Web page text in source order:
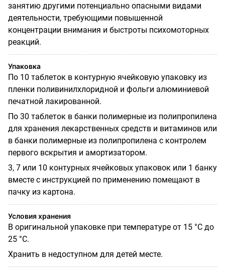
занятию другими потенциально опасными видами
деятельности, требующими повышенной
концентрации внимания и быстроты психомоторных
реакций.
Упаковка
По 10 таблеток в контурную ячейковую упаковку из
пленки поливинилхлоридной и фольги алюминиевой
печатной лакированной.
По 30 таблеток в банки полимерные из полипропилена
для хранения лекарственных средств и витаминов или
в банки полимерные из полипропилена с контролем
первого вскрытия и амортизатором.
3, 7 или 10 контурных ячейковых упаковок или 1 банку
вместе с инструкцией по примене­нию помещают в
пачку из картона.
Условия хранения
В оригинальной упаковке при температуре от 15 °С до
25 °С.
Хранить в недоступном для детей месте.